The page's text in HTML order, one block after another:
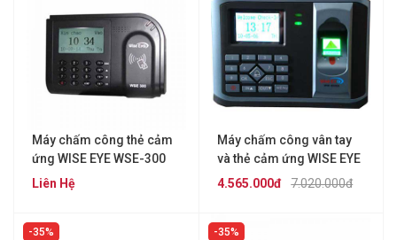
Máy chấm công thẻ cảm
ứng WISE EYE WSE-300
Liên Hệ
Máy chấm công vân tay
và thẻ cảm ứng WISE EYE
8000A
7.020.000đ
4.565.000đ
35% 35%